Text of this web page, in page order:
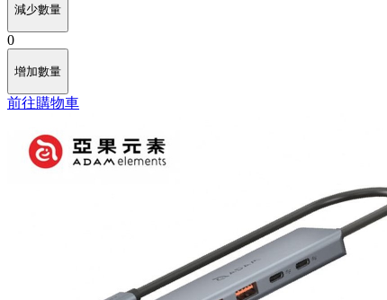
減少數量
0
增加數量
前往購物車